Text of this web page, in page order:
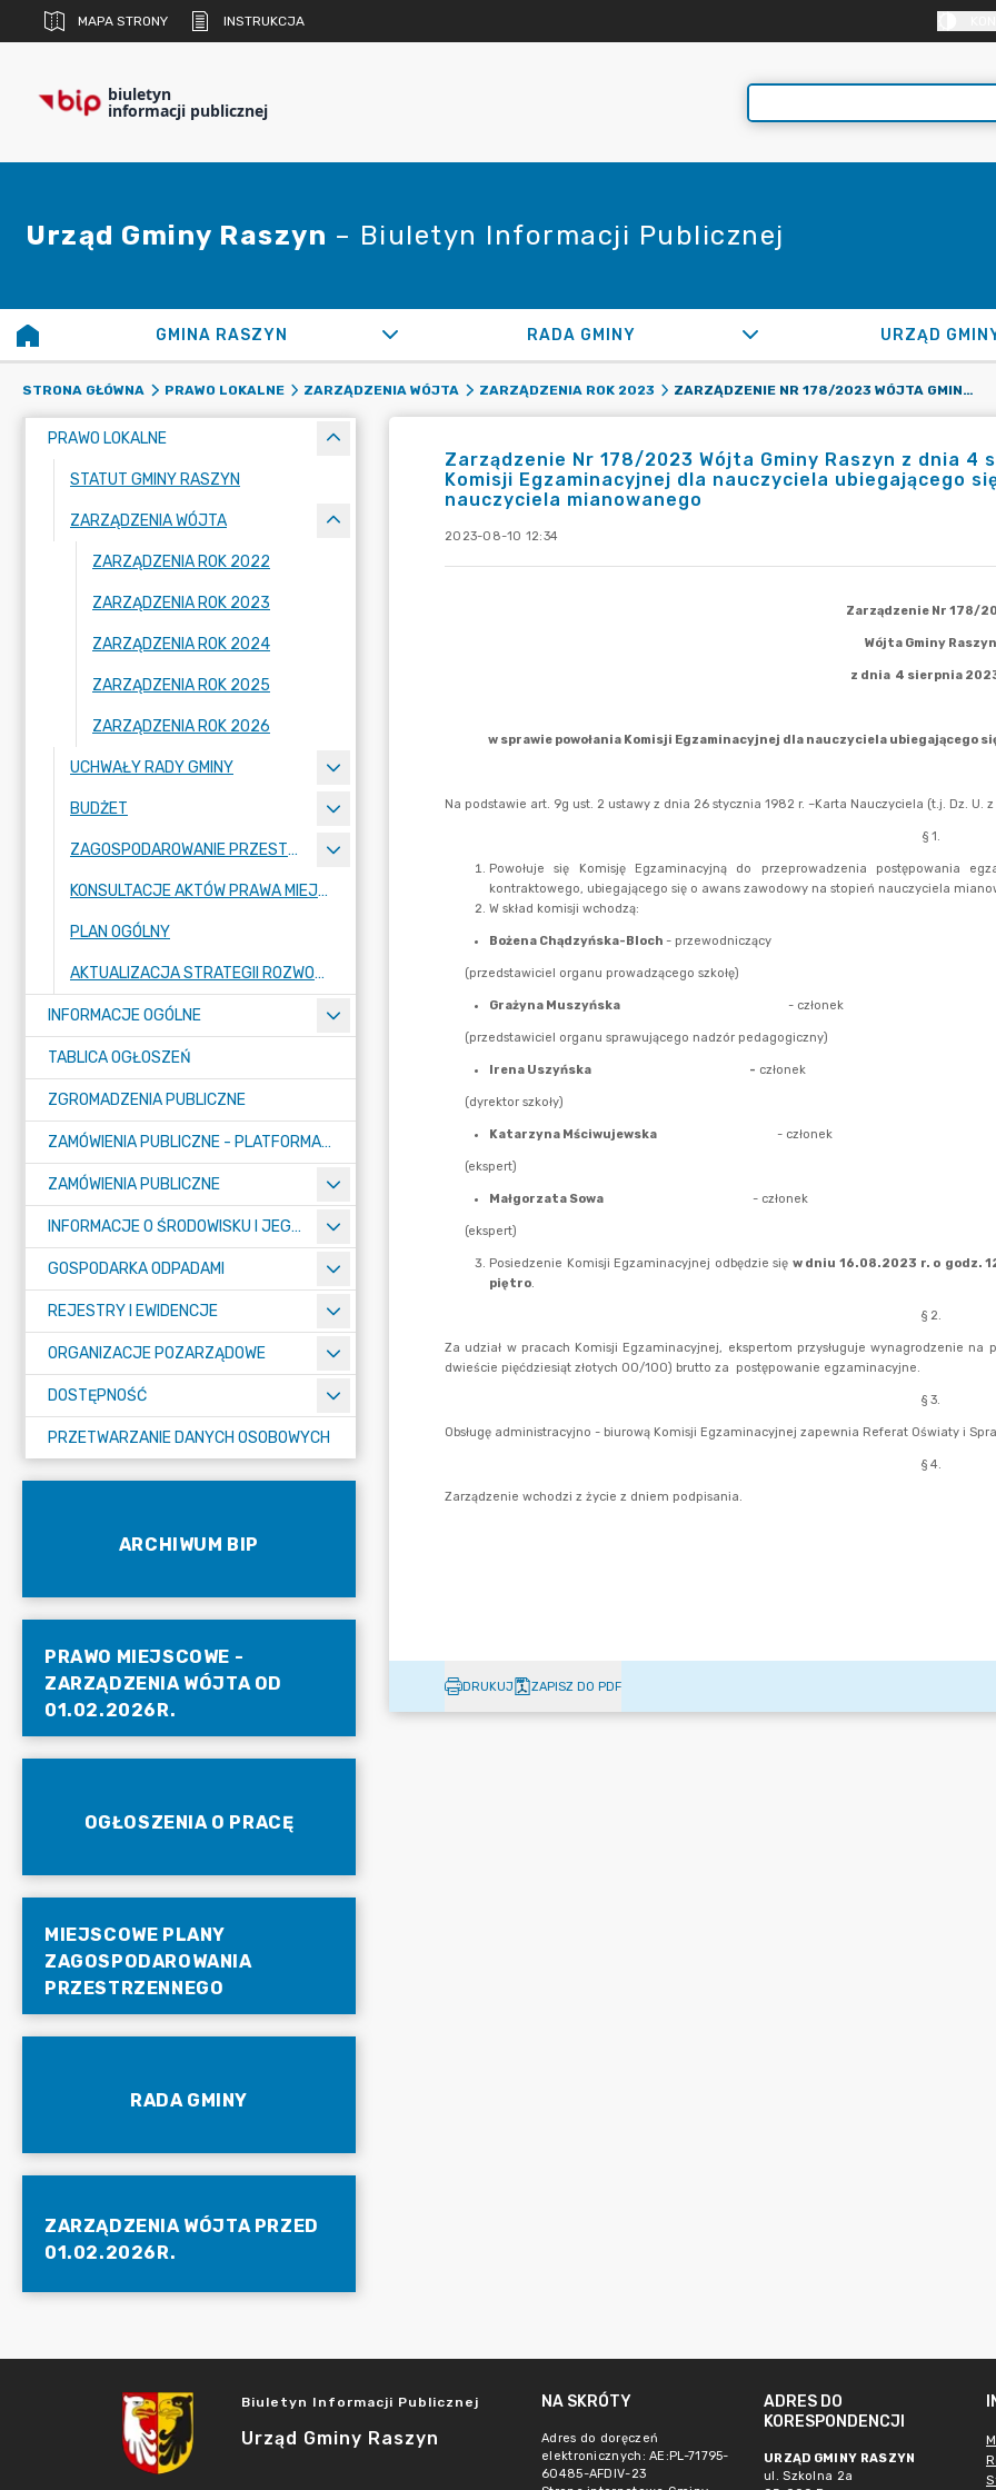
MAPA STRONY INSTRUKCJA
biuletyn
informacji publicznej
Urząd Gminy Raszyn – Biuletyn Informacji Publicznej
GMINA RASZYN RADA GMINY URZĄD
STRONA GŁÓWNA PRAWO LOKALNE ZARZĄDZENIA WÓJTA ZARZĄDZENIA ROK 2023 ZARZĄDZENIE NR 178/2023 WÓJTA GMINY RASZYN Z DNIA 4 SIERPNIA 2023R. W SPRAWIE POWOŁANIA KOMISJI EGZAMINACYJNEJ DLA NAUCZYCIELA UBIEGAJĄCEGO SIĘ O AWANS ZAWODOWY NA STOPIEŃ NAUCZYCIELA MIANOWANEGO
PRAWO LOKALNE
STATUT GMINY RASZYN
ZARZĄDZENIA WÓJTA
ZARZĄDZENIA ROK 2022
ZARZĄDZENIA ROK 2023
ZARZĄDZENIA ROK 2024
ZARZĄDZENIA ROK 2025
ZARZĄDZENIA ROK 2026
UCHWAŁY RADY GMINY
BUDŻET
ZAGOSPODAROWANIE PRZESTRZENNE
KONSULTACJE AKTÓW PRAWA MIEJSCOWEGO I INNYCH AKTÓW PRAWNYCH
PLAN OGÓLNY
AKTUALIZACJA STRATEGII ROZWOJU GMINY RASZYN
INFORMACJE OGÓLNE
TABLICA OGŁOSZEŃ
ZGROMADZENIA PUBLICZNE
ZAMÓWIENIA PUBLICZNE - PLATFORMA ZAKUPOWA (OD 01.05.2025R.)
ZAMÓWIENIA PUBLICZNE
INFORMACJE O ŚRODOWISKU I JEGO OCHRONIE
GOSPODARKA ODPADAMI
REJESTRY I EWIDENCJE
ORGANIZACJE POZARZĄDOWE
DOSTĘPNOŚĆ
PRZETWARZANIE DANYCH OSOBOWYCH
ARCHIWUM BIP
PRAWO MIEJSCOWE -
ZARZĄDZENIA WÓJTA OD
01.02.2026R.
OGŁOSZENIA O PRACĘ
MIEJSCOWE PLANY
ZAGOSPODAROWANIA
PRZESTRZENNEGO
RADA GMINY
ZARZĄDZENIA WÓJTA PRZED
01.02.2026R.
Zarządzenie Nr 178/2023 Wójta Gminy Raszyn z dnia 4
Komisji Egzaminacyjnej dla nauczyciela ubiegającego
nauczyciela mianowanego
2023-08-10 12:34
DRUKUJ ZAPISZ DO PDF
Biuletyn Informacji Publicznej
Urząd Gminy Raszyn
NA SKRÓTY
Adres do doręczeń
elektronicznych: AE:PL-71795-
60485-AFDIV-23
ADRES DO
KORESPONDENCJI
URZĄD GMINY RASZYN
ul. Szkolna 2a